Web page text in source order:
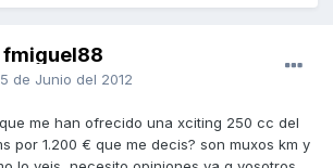
de Junio del 2012
me han ofrecido una xciting 250 cc del
por 1.200 € que me decis? son muxos km y